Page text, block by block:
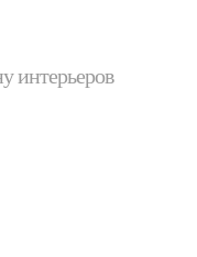
интерьеров